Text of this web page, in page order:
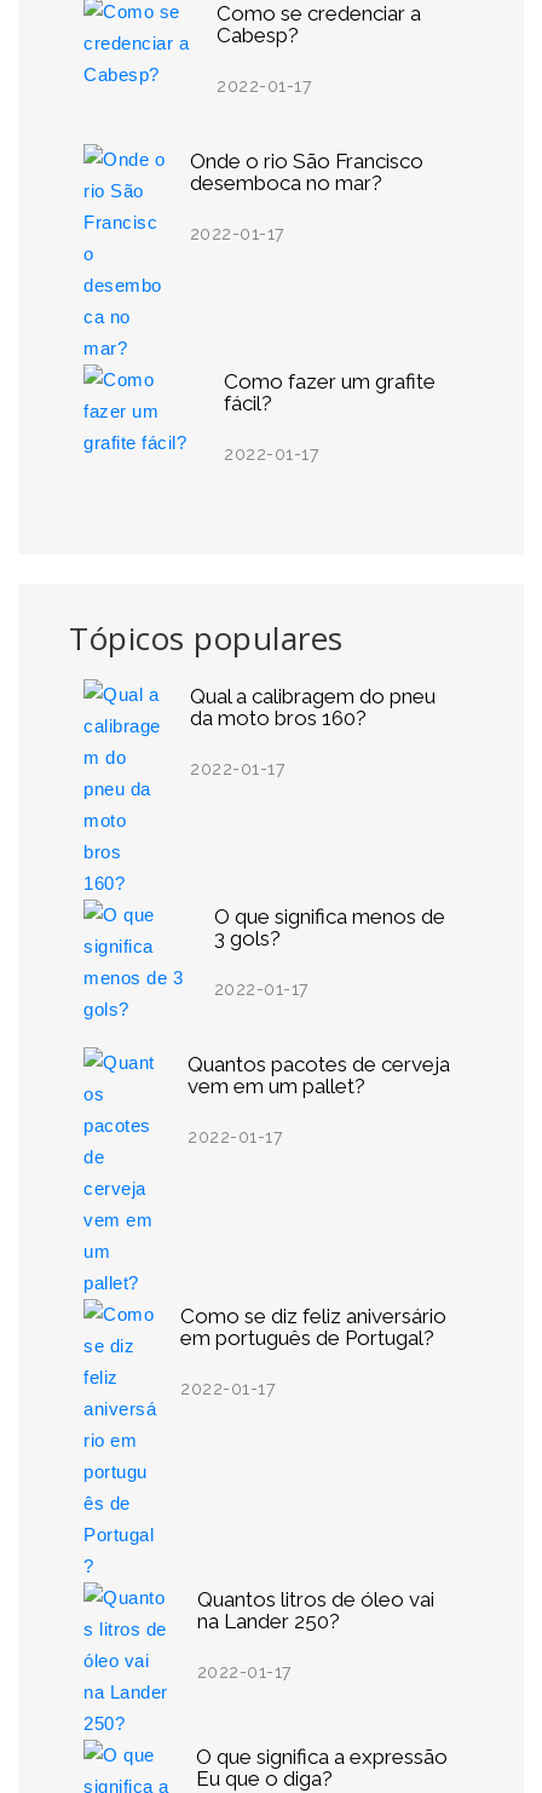
Como se credenciar a
Cabesp?
2022-01-17
Onde o rio São Francisco
desemboca no mar?
2022-01-17
Como fazer um grafite
fácil?
2022-01-17
Tópicos populares
Qual a calibragem do pneu
da moto bros 160?
2022-01-17
O que significa menos de
3 gols?
2022-01-17
Quantos pacotes de cerveja
vem em um pallet?
2022-01-17
Como se diz feliz aniversário
em português de Portugal?
2022-01-17
Quantos litros de óleo vai
na Lander 250?
2022-01-17
O que significa a expressão
Eu que o diga?